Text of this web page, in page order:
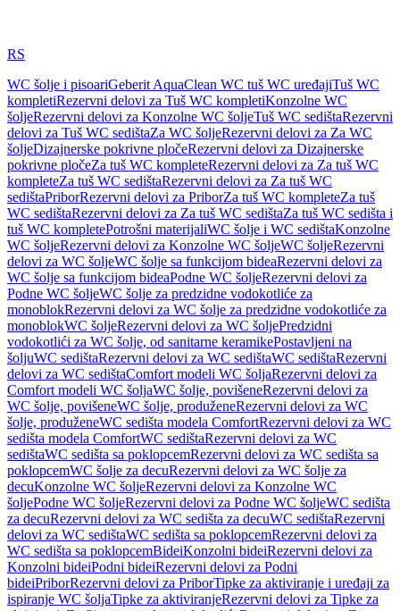
RS
WC šolje i pisoariGeberit AquaClean WC tuš WC uređajiTuš WC
kompletiRezervni delovi za Tuš WC kompletiKonzolne WC
šoljeRezervni delovi za Konzolne WC šoljeTuš WC sedištaRezervni
delovi za Tuš WC sedištaZa WC šoljeRezervni delovi za Za WC
šoljeDizajnerske pokrivne pločeRezervni delovi za Dizajnerske
pokrivne pločeZa tuš WC kompleteRezervni delovi za Za tuš WC
kompleteZa tuš WC sedištaRezervni delovi za Za tuš WC
sedištaPriborRezervni delovi za PriborZa tuš WC kompleteZa tuš
WC sedištaRezervni delovi za Za tuš WC sedištaZa tuš WC sedišta i
tuš WC kompletePotrošni materijaliWC šolje i WC sedištaKonzolne
WC šoljeRezervni delovi za Konzolne WC šoljeWC šoljeRezervni
delovi za WC šoljeWC šolje sa funkcijom bideaRezervni delovi za
WC šolje sa funkcijom bideaPodne WC šoljeRezervni delovi za
Podne WC šoljeWC šolje za predzidne vodokotliće za
monoblokRezervni delovi za WC šolje za predzidne vodokotliće za
monoblokWC šoljeRezervni delovi za WC šoljePredzidni
vodokotlići za WC šolje, od sanitarne keramikePostavljeni na
šoljuWC sedištaRezervni delovi za WC sedištaWC sedištaRezervni
delovi za WC sedištaComfort modeli WC šoljaRezervni delovi za
Comfort modeli WC šoljaWC šolje, povišeneRezervni delovi za
WC šolje, povišeneWC šolje, produženeRezervni delovi za WC
šolje, produženeWC sedišta modela ComfortRezervni delovi za WC
sedišta modela ComfortWC sedištaRezervni delovi za WC
sedištaWC sedišta sa poklopcemRezervni delovi za WC sedišta sa
poklopcemWC šolje za decuRezervni delovi za WC šolje za
decuKonzolne WC šoljeRezervni delovi za Konzolne WC
šoljePodne WC šoljeRezervni delovi za Podne WC šoljeWC sedišta
za decuRezervni delovi za WC sedišta za decuWC sedištaRezervni
delovi za WC sedištaWC sedišta sa poklopcemRezervni delovi za
WC sedišta sa poklopcemBideiKonzolni bideiRezervni delovi za
Konzolni bideiPodni bideiRezervni delovi za Podni
bideiPriborRezervni delovi za PriborTipke za aktiviranje i uređaji za
ispiranje WC šoljaTipke za aktiviranjeRezervni delovi za Tipke za